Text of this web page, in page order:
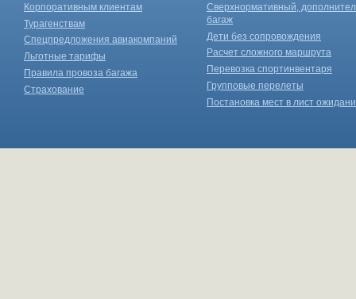
Корпоративным клиентам
Турагенствам
Спецпредложения авиакомпаний
Льготные тарифы
Правила провоза багажа
Страхование
Сверхнормативный,
багаж
Дети без сопровождения
Расчет сложного маршрута
Перевозка спортинвентаря
Групповые перелеты
Постановка мест в лист